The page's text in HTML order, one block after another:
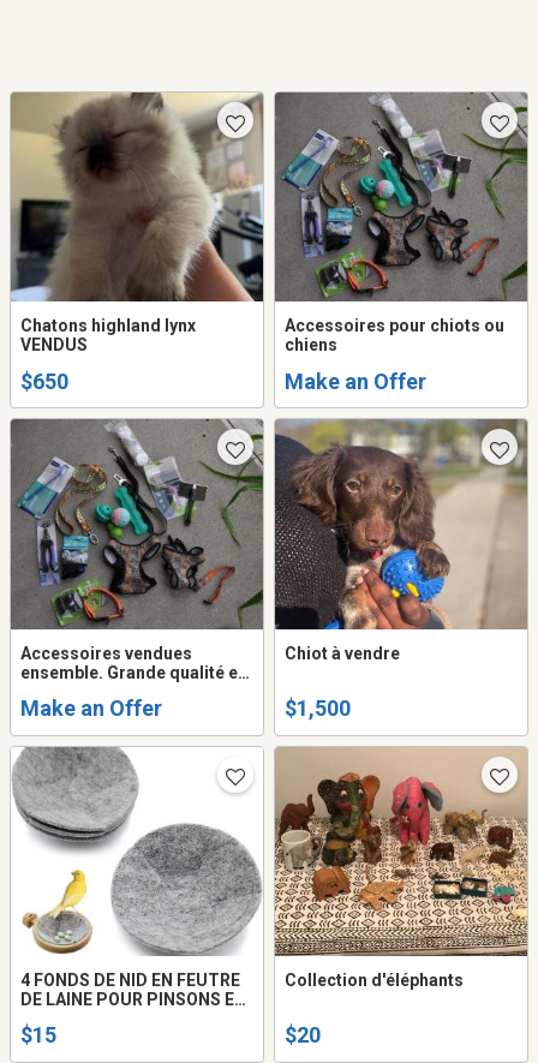
Chatons highland lynx
VENDUS
$650
Accessoires pour chiots ou
chiens
Make an Offer
Accessoires vendues
ensemble. Grande qualité et
Make an Offer
Chiot à vendre
$1,500
4 FONDS DE NID EN FEUTRE
DE LAINE POUR PINSONS ET
$15
Collection d'éléphants
$20